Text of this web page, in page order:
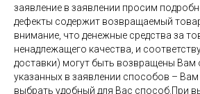
заявление в заявлении просим
дефекты содержит возвращаемый
внимание, что денежные средства за
ненадлежащего качества, и
доставки) могут быть возвращены Вам
указанных в заявлении способов –
выбрать удобный для Вас способ.При